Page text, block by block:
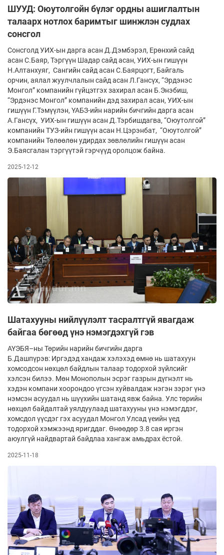
ШУУД: Оюутолгойн бүлэг ордны ашиглалтын
талаарх нотлох баримтыг шинжлэн судлах
сонсгол
Сонсголд УИХ-ын дарга асан Д.Дэмбэрэл, Ерөнхий сайд
асан С.Баяр, Тэргүүн Шадар сайд асан, УИХ-ын гишүүн
Н.Алтанхуяг, Сангийн сайд асан С.Баярцогт, Байгаль
орчин, аялал жуулчлалын сайд асан Л.Гансүх, “Эрдэнэс
Монгол” компанийн гүйцэтгэх захирал асан Б.Энэбиш,
“Эрдэнэс Монгол” компанийн дэд захирал асан, УИХ-ын
гишүүн Г.Тэмүүлэн, ҮАБЗ-ийн нарийн бичгийн дарга асан
А.Гансүх, УИХ-ын гишүүн асан Д.Тэрбишдагва, “Оюутолгой”
компанийн ТУЗ-ийн гишүүн асан Н.Цэрэнбат, “Оюутолгой”
компанийн Төлөөлөн удирдах зөвлөлийн гишүүн асан
Э.Баясгалан тэргүүтэй гэрчүүд оролцож байна.
2025-12-12
Шатахууны нийлүүлэлт тасралтгүй явагдаж
байгаа бөгөөд үнэ нэмэгдэхгүй гэв
АҮЭБЯ–ны Төрийн нарийн бичгийн дарга
Б.Дашпүрэв: Иргэдэд хандаж хэлэхэд өмнө нь шатахуун
хомсодсон нөхцөл байдлын талаар тодорхой зүйлсийг
хэлсэн билээ. Мөн Монополын эсрэг газрын дүгнэлт нь
хэдэн компани хоорондоо үгсэн хуйвалдаж нэгэн зэрэг үнэ
нэмсэн асуудал нь шүүхийн шатанд явж байна. Улс төрийн
нөхцөл байдалтай уялдуулаад шатахууны үнэ нэмэгддэг,
хомсдол үүсдэг гэх асуудал Монгол Улсад үеийн үед
тодорхой хэмжээнд яригддаг. Өнөөдөр 3.8 сая иргэн
аюулгүй найдвартай байдлаа хангаж амьдрах ёстой.
2025-11-18